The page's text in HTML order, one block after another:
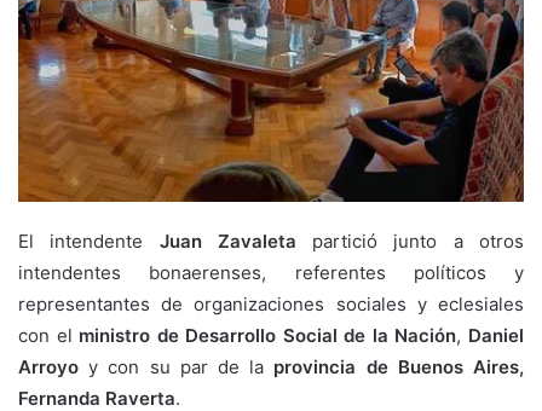
El intendente Juan Zavaleta partició junto a otros
intendentes bonaerenses, referentes políticos y
representantes de organizaciones sociales y eclesiales
con el ministro de Desarrollo Social de la Nación, Daniel
Arroyo y con su par de la provincia de Buenos Aires,
Fernanda Raverta.